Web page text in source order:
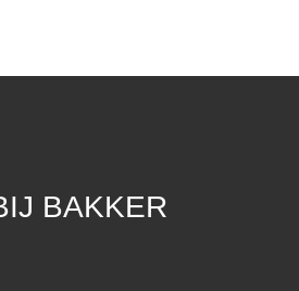
BAKKER